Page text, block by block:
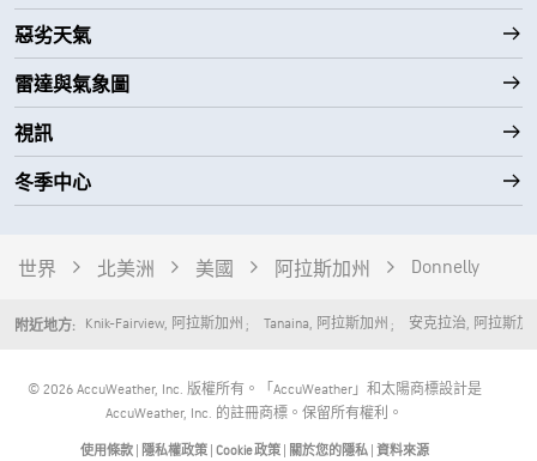
惡劣天氣
雷達與氣象圖
視訊
冬季中心
世界 北美洲 美國 阿拉斯加州 Donnelly
附近地方: Knik-Fairview, 阿拉斯加州 Tanaina, 阿拉斯加州 安克拉治, 阿拉斯加
© 2026 AccuWeather, Inc. 版權所有。「AccuWeather」和太陽商標設計是
AccuWeather, Inc. 的註冊商標。保留所有權利。
使用條款 隱私權政策 Cookie 政策 關於您的隱私| 資料來源